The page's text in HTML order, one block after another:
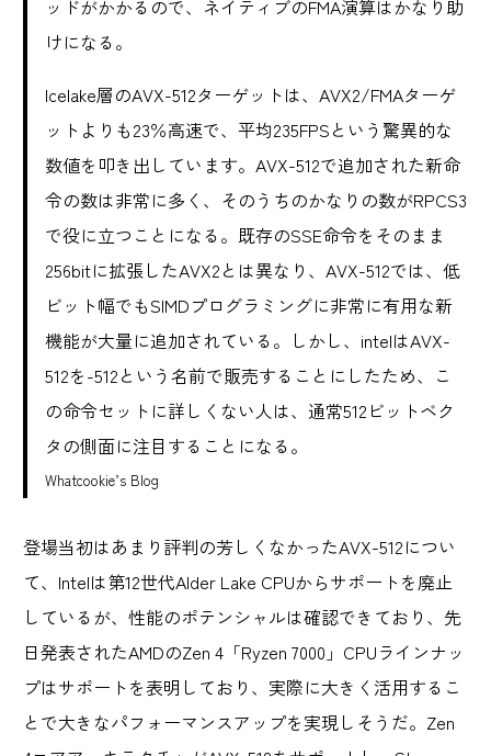
ッドがかかるので、ネイティブのFMA演算はかなり助
けになる。
Icelake層のAVX-512ターゲットは、AVX2/FMAターゲ
ットよりも23％高速で、平均235FPSという驚異的な
数値を叩き出しています。AVX-512で追加された新命
令の数は非常に多く、そのうちのかなりの数がRPCS3
で役に立つことになる。既存のSSE命令をそのまま
256bitに拡張したAVX2とは異なり、AVX-512では、低
ビット幅でもSIMDプログラミングに非常に有用な新
機能が大量に追加されている。しかし、intelはAVX-
512を-512という名前で販売することにしたため、こ
の命令セットに詳しくない人は、通常512ビットベク
タの側面に注目することになる。
Whatcookie’s Blog
登場当初はあまり評判の芳しくなかったAVX-512につい
て、Intelは第12世代Alder Lake CPUからサポートを廃止
しているが、性能のポテンシャルは確認できており、先
日発表されたAMDのZen 4「Ryzen 7000」CPUラインナッ
プはサポートを表明しており、実際に大きく活用するこ
とで大きなパフォーマンスアップを実現しそうだ。Zen